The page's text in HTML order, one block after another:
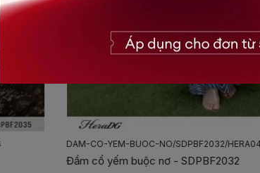
DAM-CO-YEM-BUOC-NO/SDPBF2032/HERA04
Đầm cổ yếm buộc nơ - SDPBF2032